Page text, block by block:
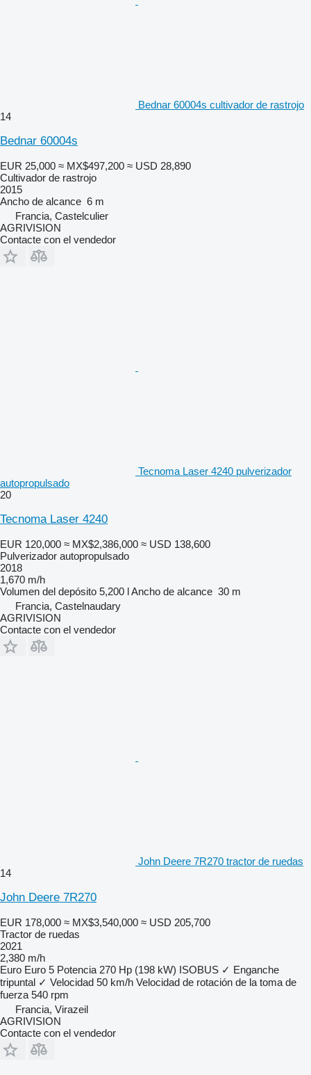
Bednar 60004s cultivador de rastrojo
14
Bednar 60004s
EUR 25,000 ≈ MX$497,200 ≈ USD 28,890
Cultivador de rastrojo
2015
Ancho de alcance 6 m
Francia, Castelculier
AGRIVISION
Contacte con el vendedor
Tecnoma Laser 4240 pulverizador
autopropulsado
20
Tecnoma Laser 4240
EUR 120,000 ≈ MX$2,386,000 ≈ USD 138,600
Pulverizador autopropulsado
2018
1,670 m/h
Volumen del depósito 5,200 lAncho de alcance 30 m
Francia, Castelnaudary
AGRIVISION
Contacte con el vendedor
John Deere 7R270 tractor de ruedas
14
John Deere 7R270
EUR 178,000 ≈ MX$3,540,000 ≈ USD 205,700
Tractor de ruedas
2021
2,380 m/h
Euro Euro 5 Potencia 270 Hp (198 kW) ISOBUS ✓ Enganche
tripuntal ✓ Velocidad 50 km/h Velocidad de rotación de la toma de
fuerza 540 rpm
Francia, Virazeil
AGRIVISION
Contacte con el vendedor